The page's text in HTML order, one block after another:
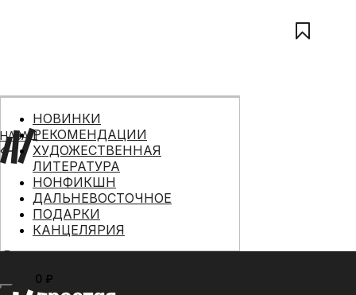
0 ₽
НАЗАД
НОВИНКИ
РЕКОМЕНДАЦИИ
ХУДОЖЕСТВЕННАЯ
ЛИТЕРАТУРА
НОНФИКШН
ДАЛЬНЕВОСТОЧНОЕ
ПОДАРКИ
КАНЦЕЛЯРИЯ